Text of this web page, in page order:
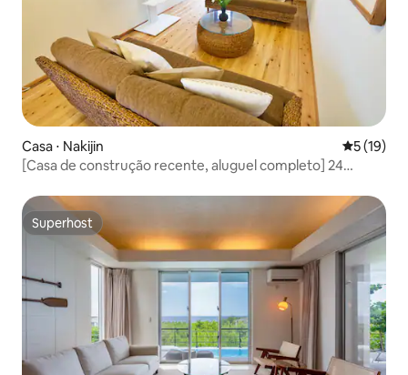
Casa ⋅ Nakijin 5 de uma
5 (19)
[Casa de construção recente, aluguel completo] 24
Room Private Villa
Superhost
Superhost